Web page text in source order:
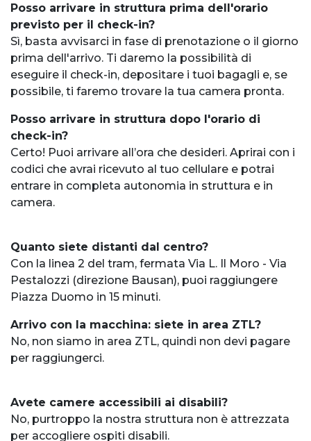
Posso arrivare in struttura prima dell'orario
previsto per il check-in?
Sì, basta avvisarci in fase di prenotazione o il giorno
prima dell'arrivo. Ti daremo la possibilità di
eseguire il check-in, depositare i tuoi bagagli e, se
possibile, ti faremo trovare la tua camera pronta.
Posso arrivare in struttura dopo l'orario di
check-in?
Certo! Puoi arrivare all’ora che desideri. Aprirai con i
codici che avrai ricevuto al tuo cellulare e potrai
entrare in completa autonomia in struttura e in
camera.
Quanto siete distanti dal centro?
Con la linea 2 del tram, fermata Via L. Il Moro - Via
Pestalozzi (direzione Bausan), puoi raggiungere
Piazza Duomo in 15 minuti.
Arrivo con la macchina: siete in area ZTL?
No, non siamo in area ZTL, quindi non devi pagare
per raggiungerci.
Avete camere accessibili ai disabili?
No, purtroppo la nostra struttura non è attrezzata
per accogliere ospiti disabili.